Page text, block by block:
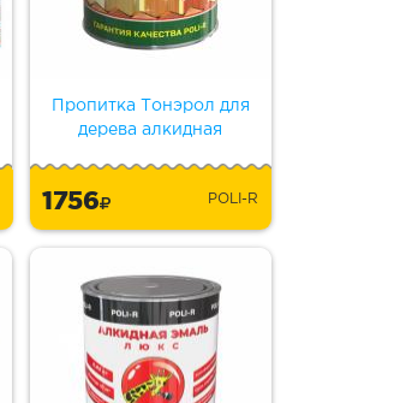
Пропитка Тонэрол для
дерева алкидная
1756 POLI-R